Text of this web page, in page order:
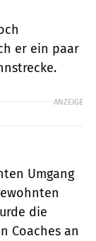
er ein paar
ANZEIGE
Umgang
die
Coaches an